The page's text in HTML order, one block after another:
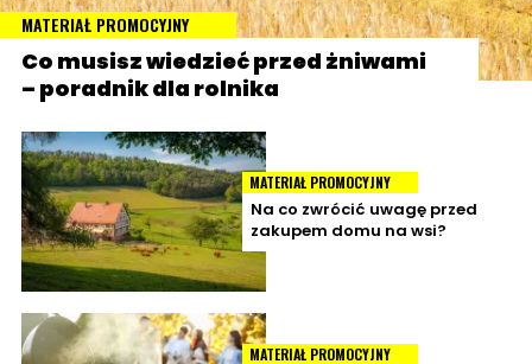
MATERIAŁ PROMOCYJNY
Co musisz wiedzieć przed żniwami
– poradnik dla rolnika
MATERIAŁ PROMOCYJNY
Na co zwrócić uwagę przed
zakupem domu na wsi?
MATERIAŁ PROMOCYJNY